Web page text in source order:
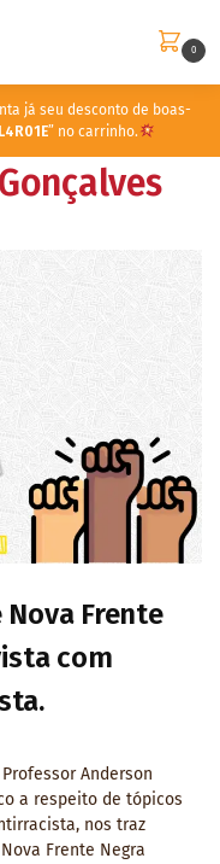
0
já seu desconto de boas-
L4R01E” no carrinho.
Frente
com
Anderson
a respeito de tópicos
nos traz
Frente Negra